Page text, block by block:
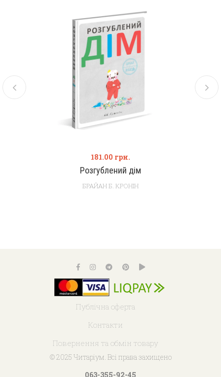
Розгублений дім
181.00 грн.
БРАЙАН Б. КРОНІН
Публічна оферта
Контакти
Повернення та обмін товару
© 2025 Читаріум. Всі права захищено
063-355-92-45